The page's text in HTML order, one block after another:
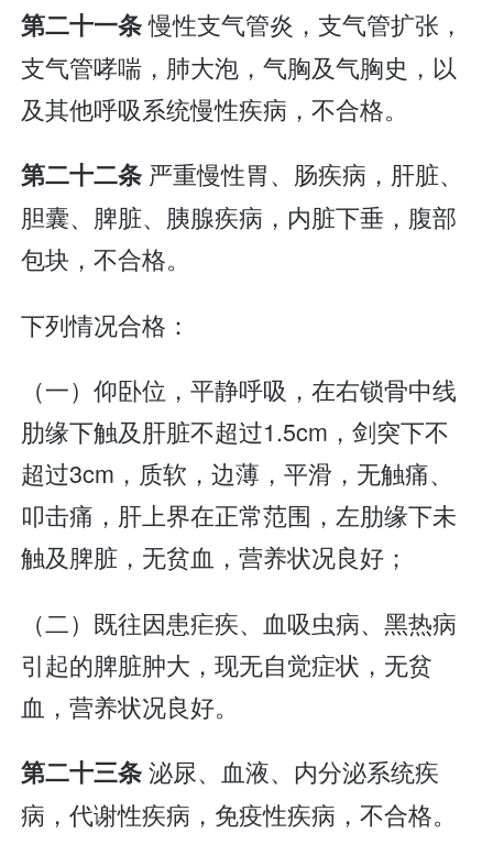
第二十一条慢性支气管炎，支气管扩张，
支气管哮喘，肺大泡，气胸及气胸史，以
及其他呼吸系统慢性疾病，不合格。
第二十二条 严重慢性胃、肠疾病，肝脏、
胆囊、脾脏、胰腺疾病，内脏下垂，腹部
包块，不合格。
下列情况合格：
（一）仰卧位，平静呼吸，在右锁骨中线
肋缘下触及肝脏不超过1.5cm，剑突下不
超过3cm，质软，边薄，平滑，无触痛、
叩击痛，肝上界在正常范围，左肋缘下未
触及脾脏，无贫血，营养状况良好；
（二）既往因患疟疾、血吸虫病、黑热病
引起的脾脏肿大，现无自觉症状，无贫
血，营养状况良好。
第二十三条泌尿、血液、内分泌系统疾
病，代谢性疾病，免疫性疾病，不合格。